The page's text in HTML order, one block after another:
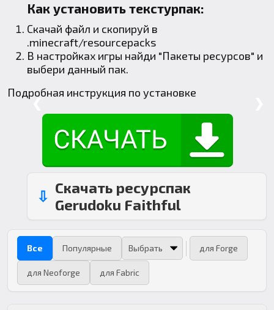
Как установить текстурпак:
Скачай файл и скопируй в
.minecraft/resourcepacks
В настройках игры найди "Пакеты ресурсов" и
выбери данный пак.
Подробная инструкция по установке
Скачать ресурспак
Gerudoku Faithful
Все Популярные для Forge
для Neoforge для Fabric